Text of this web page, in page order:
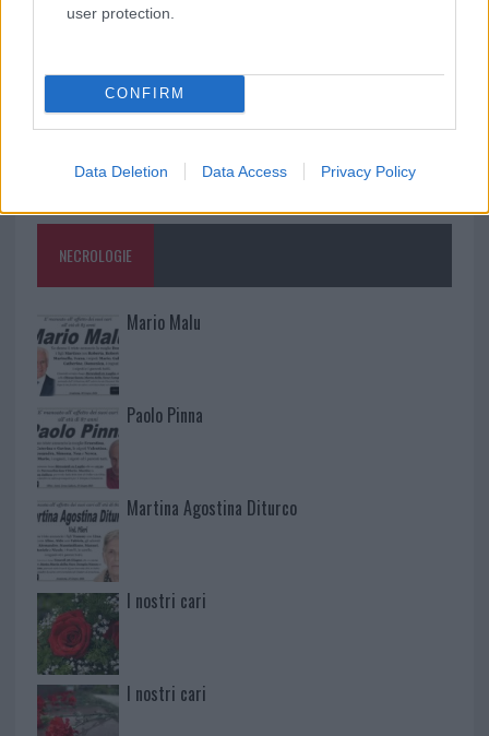
user protection.
CONFIRM
Data Deletion Data Access Privacy Policy
NECROLOGIE
Mario Malu
Paolo Pinna
Martina Agostina Diturco
I nostri cari
I nostri cari